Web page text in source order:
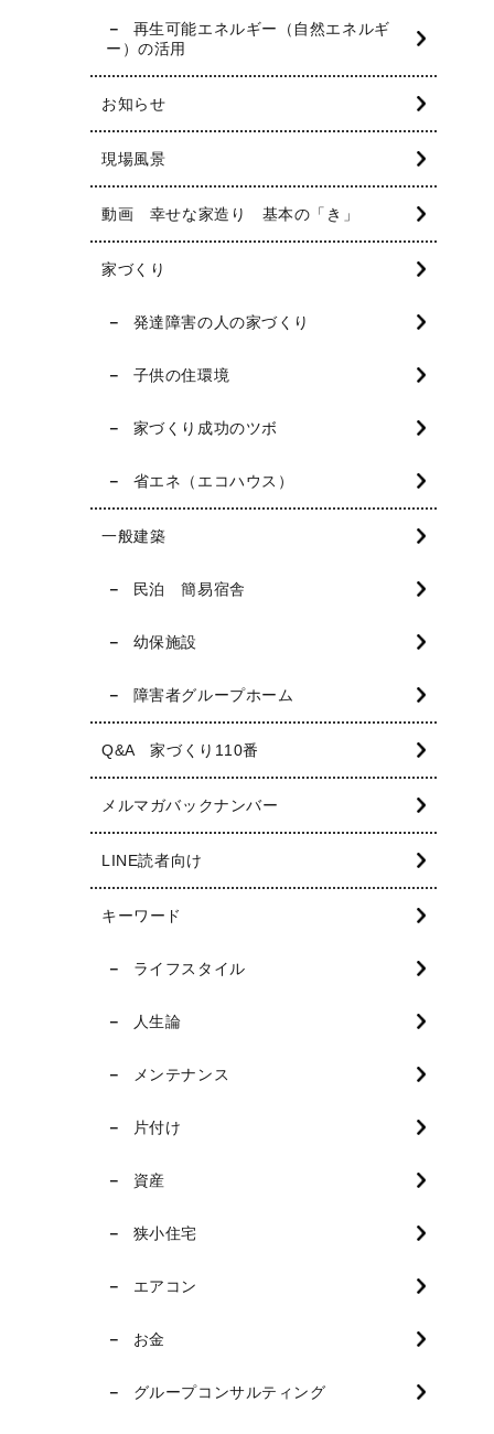
再生可能エネルギー（自然エネルギ
ー）の活用
お知らせ
現場風景
動画 幸せな家造り 基本の「き」
家づくり
発達障害の人の家づくり
子供の住環境
家づくり成功のツボ
省エネ（エコハウス）
一般建築
民泊 簡易宿舎
幼保施設
障害者グループホーム
Q&A 家づくり110番
メルマガバックナンバー
LINE読者向け
キーワード
ライフスタイル
人生論
メンテナンス
片付け
資産
狭小住宅
エアコン
お金
グループコンサルティング